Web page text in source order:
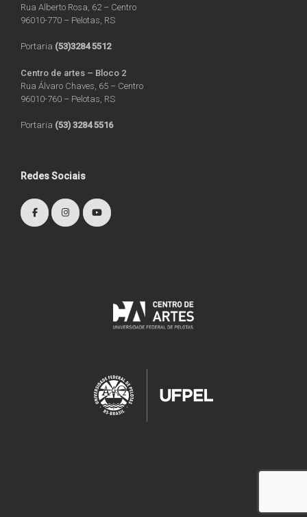
Rua Alberto Rosa, 62 – Centro
96010-770 – Pelotas, RS
Portaria (53)3284 5512
Centro de artes – Bloco 2
Rua Álvaro Chaves, 65 – Centro
96010-760 – Pelotas, RS
Portaria (53) 3284 5516
Redes Sociais